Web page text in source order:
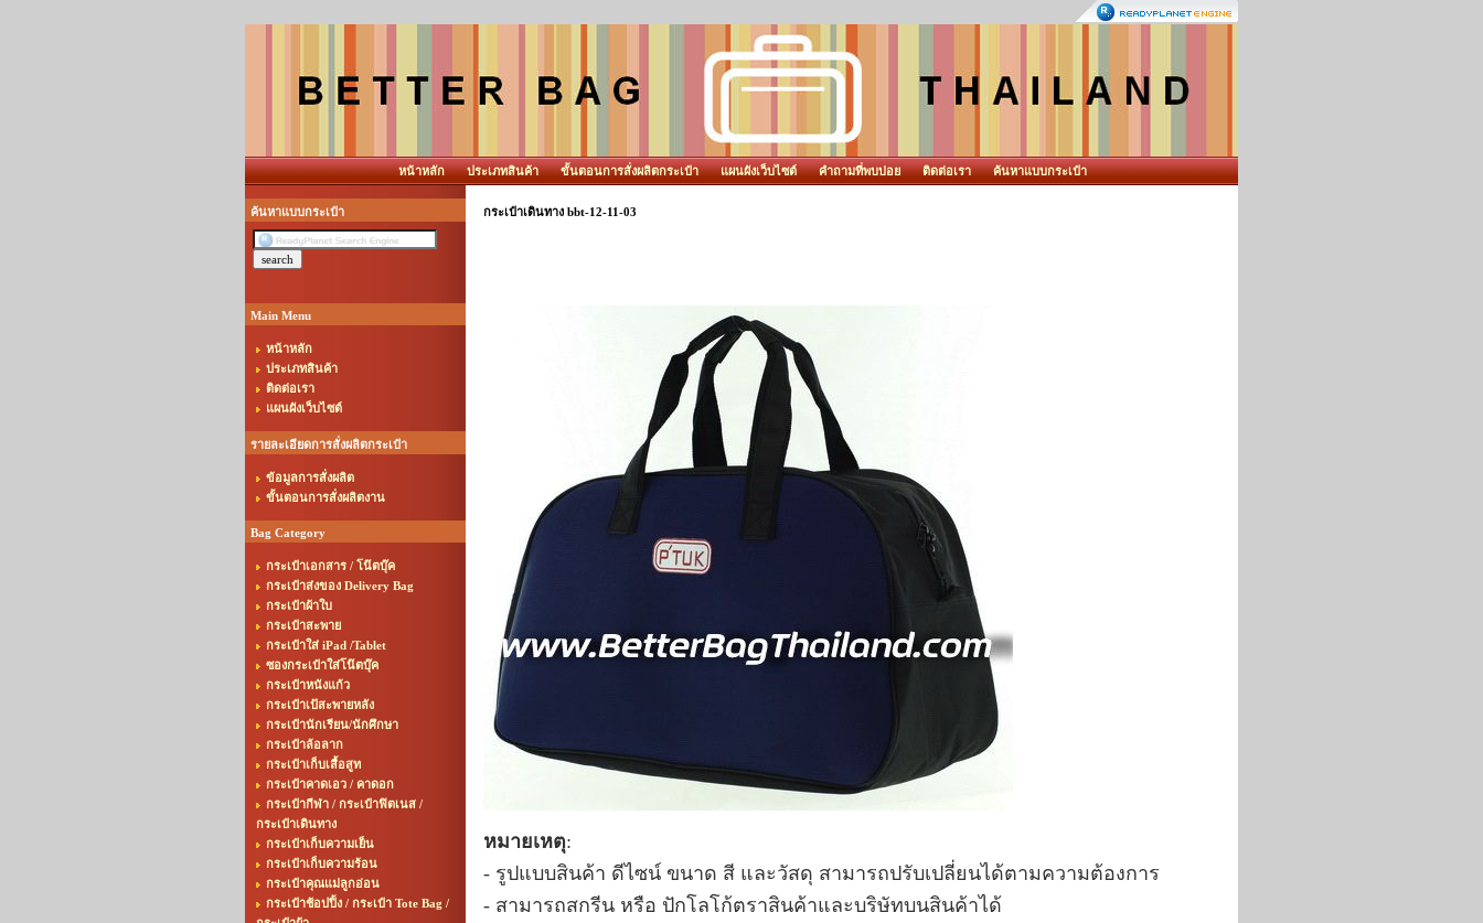
หน้าหลัก ประเภทสินค้า ขั้นตอนการสั่งผลิตกระเป๋า แผนผังเว็บไซต์ คำถามที่พบบ่อย ติดต่อเรา ค้นหาแบบกระเป๋า
ค้นหาแบบกระเป๋า
Main Menu
หน้าหลัก
ประเภทสินค้า
ติดต่อเรา
แผนผังเว็บไซต์
รายละเอียดการสั่งผลิตกระเป๋า
ข้อมูลการสั่งผลิต
ขั้นตอนการสั่งผลิตงาน
Bag Category
กระเป๋าเอกสาร / โน๊ตบุ๊ค
กระเป๋าส่งของ Delivery Bag
กระเป๋าผ้าใบ
กระเป๋าสะพาย
กระเป๋าใส่ iPad /Tablet
ซองกระเป๋าใส่โน๊ตบุ๊ค
กระเป๋าหนังแก้ว
กระเป๋าเป้สะพายหลัง
กระเป๋านักเรียน/นักศึกษา
กระเป๋าล้อลาก
กระเป๋าเก็บเสื้อสูท
กระเป๋าคาดเอว / คาดอก
กระเป๋ากีฬา / กระเป๋าฟิตเนส /
กระเป๋าเดินทาง
กระเป๋าเก็บความเย็น
กระเป๋าเก็บความร้อน
กระเป๋าคุณแม่ลูกอ่อน
กระเป๋าช้อปปิ้ง / กระเป๋า Tote Bag /
กระเป๋าเดินทาง bbt-12-11-03
หมายเหตุ:
- รูปแบบสินค้า ดีไซน์ขนาด สี และวัสดุ สามารถปรับเปลี่ยนได้ตามความต้องการ
- สามารถสกรีน หรือ ปักโลโก้ตราสินค้าและบริษัทบนสินค้าได้